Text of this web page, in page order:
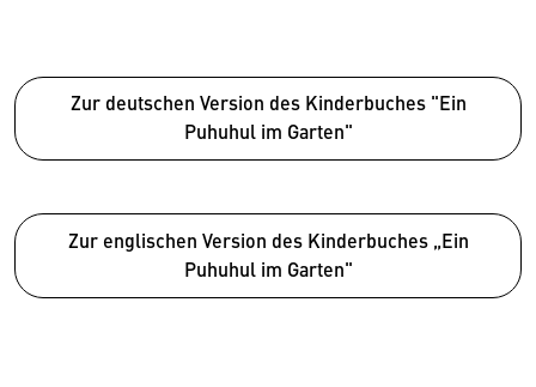
Zur deutschen Version des Kinderbuches "Ein
Puhuhul im Garten"
Zur englischen Version des Kinderbuches „Ein
Puhuhul im Garten"